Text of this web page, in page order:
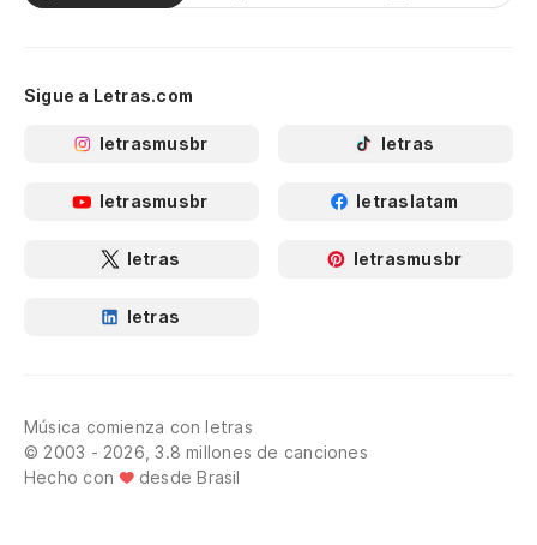
Sigue a Letras.com
letrasmusbr letras
letrasmusbr letraslatam
letras letrasmusbr
letras
Música comienza con letras
© 2003 - 2026, 3.8 millones de canciones
Hecho con
desde Brasil